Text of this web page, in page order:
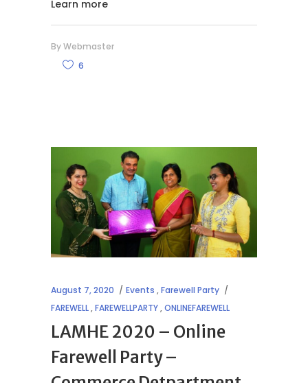
Learn more
ByWebmaster
6
August 7, 2020 Events ,Farewell Party
FAREWELL,FAREWELLPARTY,ONLINEFAREWELL
LAMHE 2020 – Online
Farewell Party –